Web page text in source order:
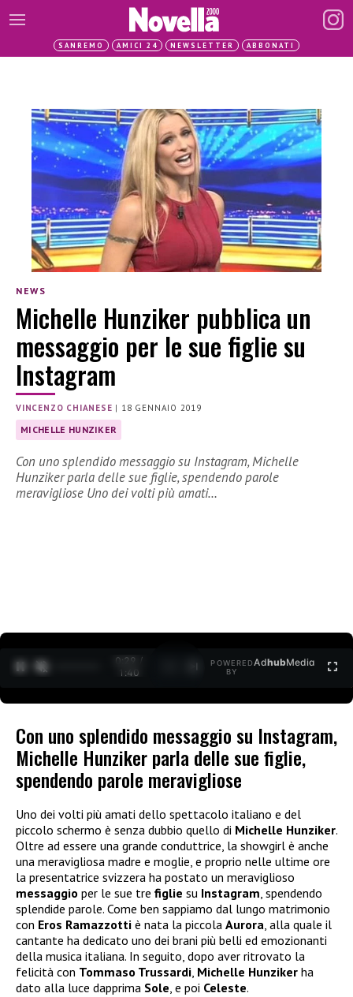
SANREMO AMICI 24 NEWSLETTER ABBONATI
NEWS
Michelle Hunziker pubblica un
messaggio per le sue figlie su
Instagram
VINCENZO CHIANESE | 18 GENNAIO 2019
MICHELLE HUNZIKER
Con uno splendido messaggio su Instagram, Michelle
Hunziker parla delle sue figlie, spendendo parole
meravigliose Uno dei volti più amati…
0:30 /
1:40
POWERED
BY
AdhubMedia
Con uno splendido messaggio su Instagram,
Michelle Hunziker parla delle sue figlie,
spendendo parole meravigliose
Uno dei volti più amati dello spettacolo italiano e del
piccolo schermo è senza dubbio quello di Michelle Hunziker.
Oltre ad essere una grande conduttrice, la showgirl è anche
una meravigliosa madre e moglie, e proprio nelle ultime ore
la presentatrice svizzera ha postato un meraviglioso
messaggio per le sue tre figlie su Instagram, spendendo
splendide parole. Come ben sappiamo dal lungo matrimonio
con Eros Ramazzotti è nata la piccola Aurora, alla quale il
cantante ha dedicato uno dei brani più belli ed emozionanti
della musica italiana. In seguito, dopo aver ritrovato la
felicità con Tommaso Trussardi, Michelle Hunziker ha
dato alla luce dapprima Sole, e poi Celeste.